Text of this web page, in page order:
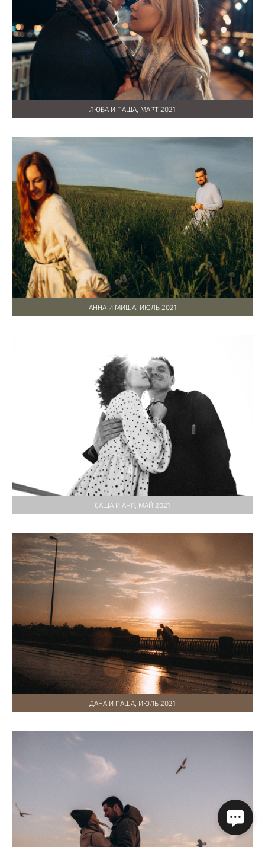
ЛЮБА И ПАША, МАРТ 2021
АННА И МИША, ИЮЛЬ 2021
САША И АНЯ, МАЙ 2021
ДАНА И ПАША, ИЮЛЬ 2021